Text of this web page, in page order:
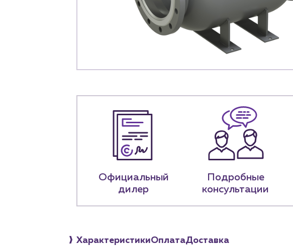
+7 (918) 070-19-79
Пн – пт: 9:00 – 18:00
Официальный
дилер
Подробные
консультации
ХарактеристикиОплатаДоставка